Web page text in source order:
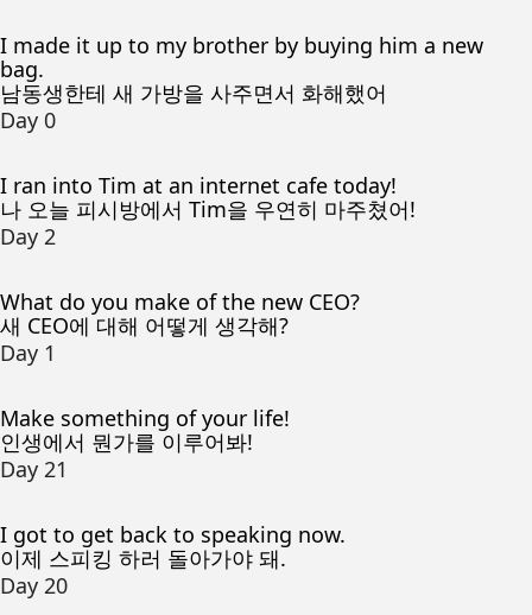
I made it up to my brother by buying him a new
bag.
남동생한테 새 가방을 사주면서 화해했어
Day 0
I ran into Tim at an internet cafe today!
나 오늘 피시방에서 Tim을 우연히 마주쳤어!
Day 2
What do you make of the new CEO?
새 CEO에 대해 어떻게 생각해?
Day 1
Make something of your life!
인생에서 뭔가를 이루어봐!
Day 21
I got to get back to speaking now.
이제 스피킹 하러 돌아가야 돼.
Day 20